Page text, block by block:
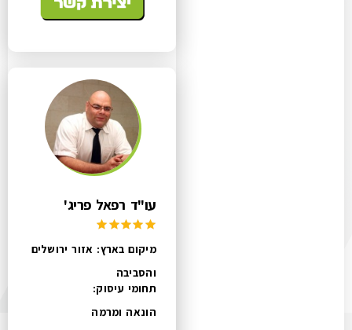
עו"ד רפאל פריג'
מיקום בארץ: אזור ירושלים
והסביבה
תחומי עיסוק:
הונאה ומרמה